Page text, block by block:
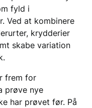
fyld i
Ved at kombinere
krydderier
skabe variation
frem for
prøve nye
har prøvet før. På